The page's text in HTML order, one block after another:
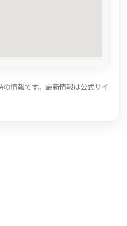
情報です。最新情報は公式サイ